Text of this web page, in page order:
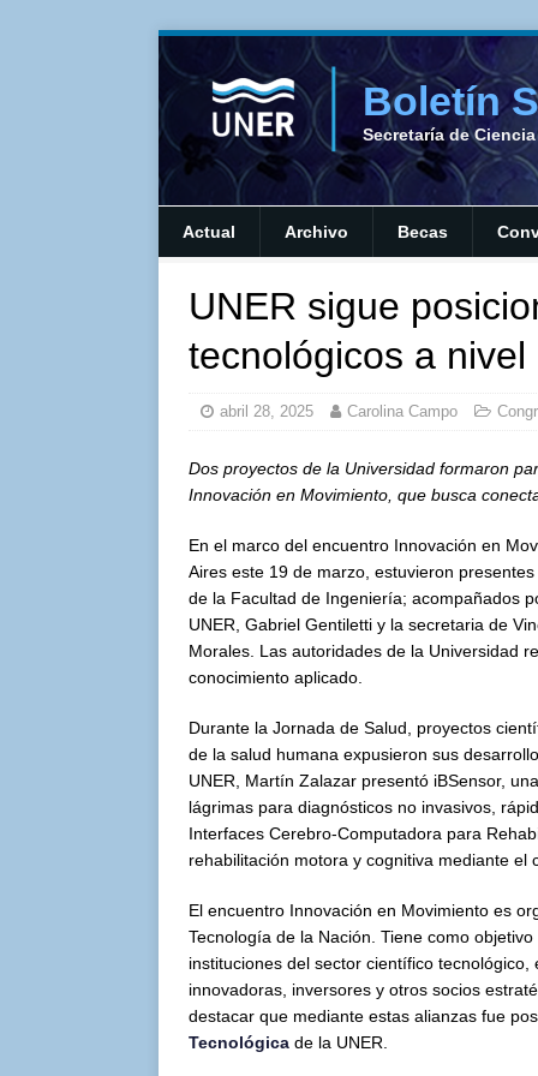
Boletín
Secretaría de
Actual Archivo Becas
UNER sigue
tecnológicos a nivel
abril 28, 2025 Carolina Campo
Dos proyectos de la Universidad formaron
Innovación en Movimiento, que busca
En el marco del encuentro Innovación en
Aires este 19 de marzo, estuvieron
de la Facultad de Ingeniería; acompañados
UNER, Gabriel Gentiletti y la secretaria de
Morales. Las autoridades de la Universidad
conocimiento aplicado.
Durante la Jornada de Salud, proyectos
de la salud humana expusieron sus
UNER, Martín Zalazar presentó iBSensor,
lágrimas para diagnósticos no invasivos,
Interfaces Cerebro-Computadora para
rehabilitación motora y cognitiva mediante
El encuentro Innovación en Movimiento es
Tecnología de la Nación. Tiene como
instituciones del sector científico
innovadoras, inversores y otros socios
destacar que mediante estas alianzas fue
Tecnológica de la UNER.